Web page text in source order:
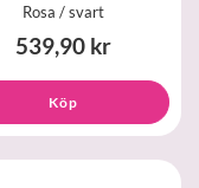
Rosa / svart
539,90 kr
Köp